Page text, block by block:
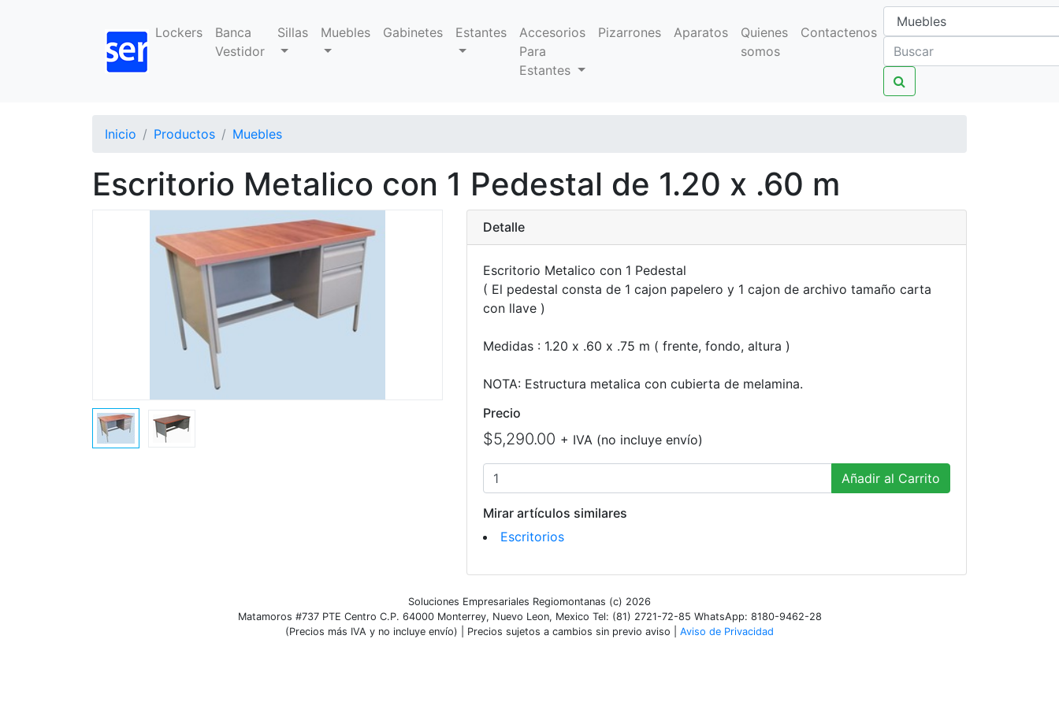
Lockers
Banca
Vestidor
Sillas Muebles Gabinetes Estantes
Accesorios
Para
Estantes
Pizarrones Aparatos
Quienes
somos
Contactenos
Inicio Productos Muebles
Escritorio Metalico con 1 Pedestal de 1.20 x .60 m
Detalle
Escritorio Metalico con 1 Pedestal
( El pedestal consta de 1 cajon papelero y 1 cajon de archivo tamaño carta
con llave )
Medidas : 1.20 x .60 x .75 m ( frente, fondo, altura )
NOTA: Estructura metalica con cubierta de melamina.
Precio
$5,290.00 + IVA (no incluye envío)
Añadir al Carrito
Mirar artículos similares
Escritorios
Soluciones Empresariales Regiomontanas (c) 2026
Matamoros #737 PTE Centro C.P. 64000 Monterrey, Nuevo Leon, Mexico Tel: (81) 2721-72-85 WhatsApp: 8180-9462-28
(Precios más IVA y no incluye envío) | Precios sujetos a cambios sin previo aviso | Aviso de Privacidad